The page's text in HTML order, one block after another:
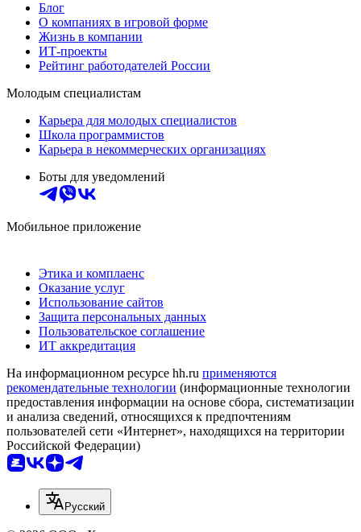
Блог
О компаниях в игровой форме
Жизнь в компании
ИТ-проекты
Рейтинг работодателей России
Молодым специалистам
Карьера для молодых специалистов
Школа программистов
Карьера в некоммерческих организациях
Боты для уведомлений
Мобильное приложение
Этика и комплаенс
Оказание услуг
Использование сайтов
Защита персональных данных
Пользовательское соглашение
ИТ аккредитация
На информационном ресурсе hh.ru применяются
рекомендательные технологии (информационные технологии
предоставления информации на основе сбора, систематизации
и анализа сведений, относящихся к предпочтениям
пользователей сети «Интернет», находящихся на территории
Российской Федерации)
Русский